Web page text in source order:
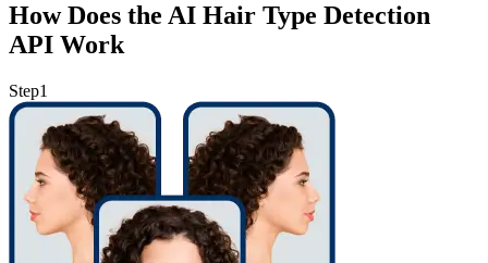
How Does the AI Hair Type Detection
API Work
Step1